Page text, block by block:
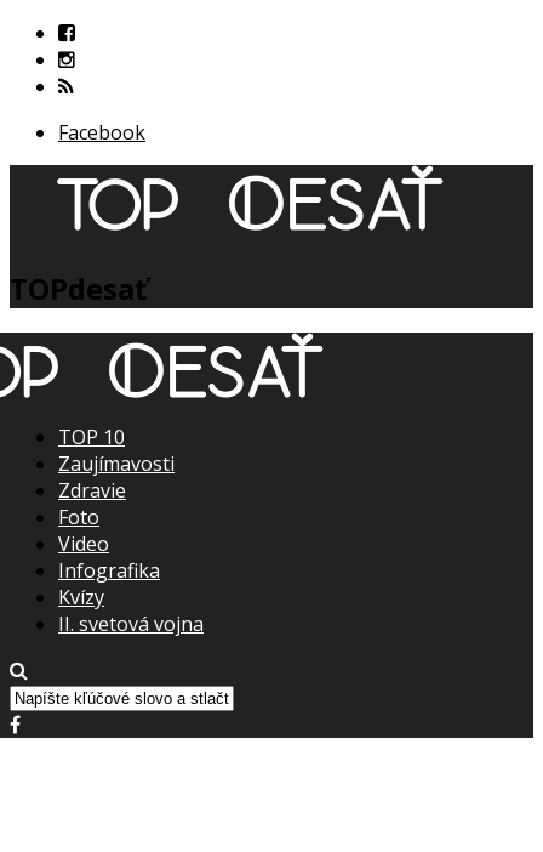
Facebook
TOPdesať
TOP 10
Zaujímavosti
Zdravie
Foto
Video
Infografika
Kvízy
II. svetová vojna